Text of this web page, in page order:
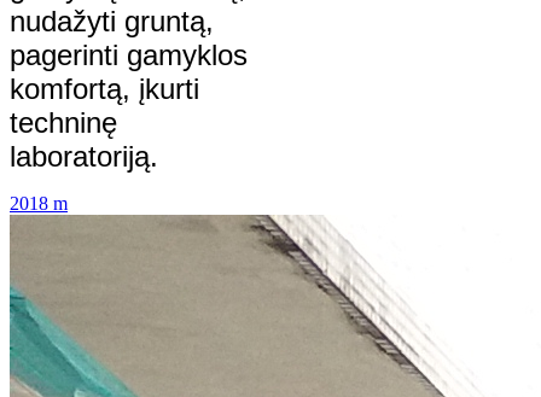
nudažyti gruntą,
pagerinti gamyklos
komfortą, įkurti
techninę
laboratoriją.
2018 m